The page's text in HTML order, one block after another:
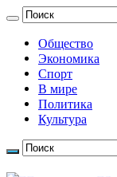
Общество
Экономика
Спорт
В мире
Политика
Культура